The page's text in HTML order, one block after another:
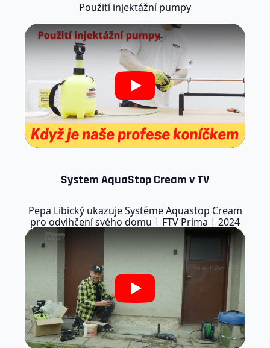
Použití injektážní pumpy
Play
System AquaStop Cream v TV
Pepa Libický ukazuje Systéme Aquastop Cream
pro odvlhčení svého domu | FTV Prima | 2024
Play